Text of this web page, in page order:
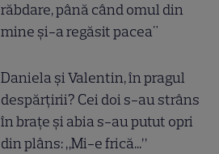
răbdare, până când omul din
mine și-a regăsit pacea"
Daniela și Valentin, în pragul
despărțirii? Cei doi s-au strâns
în brațe și abia s-au putut opri
din plâns: „Mi-e frică...”